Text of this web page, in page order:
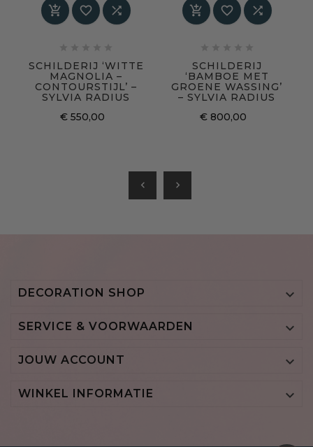
  
SCHILDERIJ ‘WITTE
MAGNOLIA –
CONTOURSTIJL’ –
SYLVIA RADIUS
€ 550,00
  
SCHILDERIJ
‘BAMBOE MET
GROENE WASSING’
– SYLVIA RADIUS
€ 800,00
chevron_left chevron_right
DECORATION SHOP 
SERVICE & VOORWAARDEN 
JOUW ACCOUNT 
WINKEL INFORMATIE 